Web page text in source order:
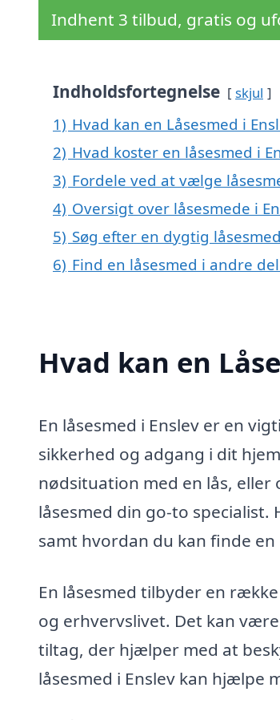
Indhent 3 tilbud, gratis og
Indholdsfortegnelse skjul
1) Hvad kan en Låsesmed i
2) Hvad koster en låsesmed i
3) Fordele ved at vælge
4) Oversigt over låsesmede i
5) Søg efter en dygtig
6) Find en låsesmed i andre
Hvad kan en
En låsesmed i Enslev er en
sikkerhed og adgang i dit
nødsituation med en lås,
låsesmed din go-to
samt hvordan du kan finde
En låsesmed tilbyder en
og erhvervslivet. Det kan
tiltag, der hjælper med at
låsesmed i Enslev kan hjælpe